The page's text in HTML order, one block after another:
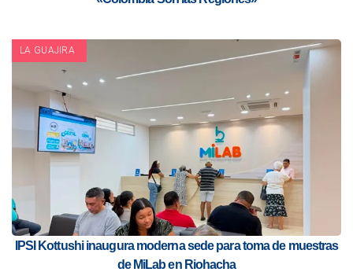
LA GUAJIRA
IPSI Kottushi inaugura moderna sede para toma de muestras
de MiLab en Riohacha